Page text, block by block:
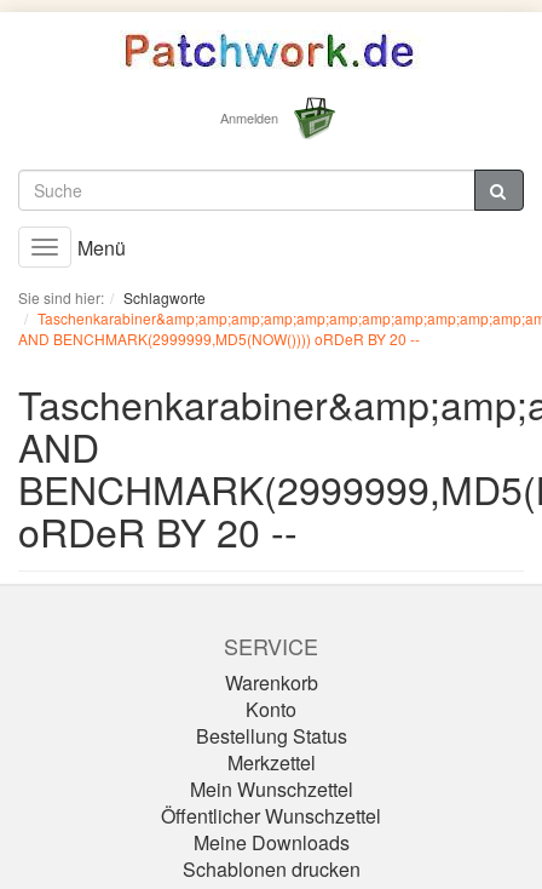
Anmelden
Toggle
navigation
Menü
Sie sind hier:
Schlagworte
AND BENCHMARK(2999999,MD5(NOW()))) oRDeR BY 20 --
AND
oRDeR BY 20 --
SERVICE
Warenkorb
Konto
Bestellung Status
Merkzettel
Mein Wunschzettel
Öffentlicher Wunschzettel
Meine Downloads
Schablonen drucken